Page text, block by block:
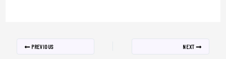
PREVIOUS NEXT